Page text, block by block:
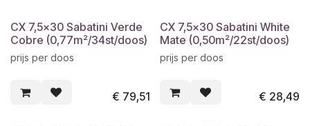
CX 7,5x30 Sabatini Verde
Cobre (0,77m²/34st/doos)
prijs per doos
€ 79,51
CX 7,5x30 Sabatini White
Mate (0,50m²/22st/doos)
prijs per doos
€ 28,49